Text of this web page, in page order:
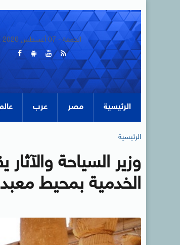
الجمعة - 07 أغسطس 2026
الرئيسية مصر عرب
الرئيسية
وزير السياحة
الخدمية بمحيط